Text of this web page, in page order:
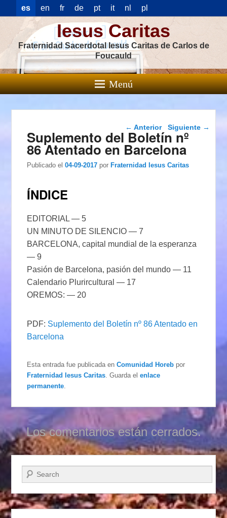
es en fr de pt it nl pl
Iesus Caritas
Fraternidad Sacerdotal Iesus Caritas de Carlos de
Foucauld
Menú
Navegación de
entradas
← Anterior Siguiente →
Suplemento del Boletín nº
86 Atentado en Barcelona
Publicado el 04-09-2017 porFraternidad Iesus Caritas
ÍNDICE
EDITORIAL — 5
UN MINUTO DE SILENCIO — 7
BARCELONA, capital mundial de la esperanza
— 9
Pasión de Barcelona, pasión del mundo — 11
Calendario Plurircultural — 17
OREMOS: — 20
PDF: Suplemento del Boletín nº 86 Atentado en
Barcelona
Esta entrada fue publicada enComunidad Horeb por
Fraternidad Iesus Caritas. Guarda elenlace
permanente.
Los comentarios están cerrados.
Buscar